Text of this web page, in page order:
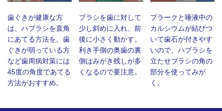
歯ぐきが健康な方
は、ハブラシを直角
にあてる方法を。歯
ぐきが弱っている方
など歯周病対策には
45度の角度であてる
方法がおすすめ。
ブラシを歯に対して
少し斜めに入れ、前
後に小さく動かす。
利き手側の奥歯の裏
側はみがき残しが多
くなるので要注意。
プラークと唾液中の
カルシウムが結びつ
いて歯石が付きやす
いので、ハブラシを
立たせブラシの角の
部分を使ってみが
く。